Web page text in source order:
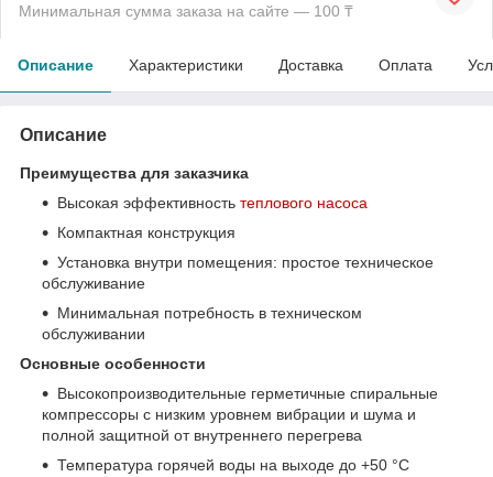
Минимальная сумма заказа на сайте — 100 ₸
Описание Характеристики Доставка Оплата
Описание
Преимущества для заказчика
Высокая эффективность теплового насоса
Компактная конструкция
Установка внутри помещения: простое техническое
обслуживание
Минимальная потребность в техническом
обслуживании
Основные особенности
Высокопроизводительные герметичные спиральные
компрессоры с низким уровнем вибрации и шума и
полной защитной от внутреннего перегрева
Температура горячей воды на выходе до +50 °C